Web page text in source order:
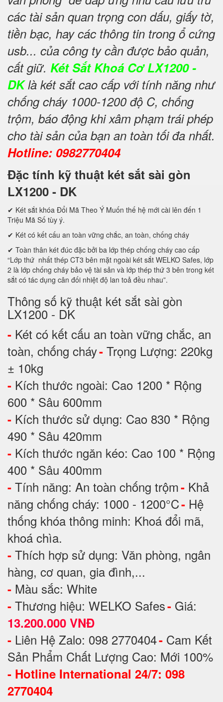
các tài sản quan trọng con dấu, giấy tờ,
tiền bạc, hay các thông tin trong ổ cứng
usb... của công ty cần được bảo quản,
cất giữ. Két Sắt Khoá Cơ LX1200 -
DKlà két sắt cao cấp với tính năng như
chống cháy 1000-1200 độ C, chống
trộm, báo động khi xâm phạm trái phép
cho tài sản của bạn an toàn tối đa nhất.
Hotline: 0982770404
Đặc tính kỹ thuật két sắt sài gòn
LX1200 - DK
✔ Két sắt khóa Đổi Mã Theo Ý Muốn thế hệ mới cài lên đến 1
Triệu Mã Số tùy ý.
✔ Két có kết cấu an toàn vững chắc, an toàn, chống cháy
✔ Toàn thân két đúc đặc bởi ba lớp thép chống cháy cao cấp
“Lớp thứ nhất thép CT3 bên mặt ngoài két sắt WELKO Safes, lớp
2 là lớp chống cháy bảo vệ tài sản và lớp thép thứ 3 bên trong két
sắt có tác dụng cân đối nhiệt độ lan toả đều nhau”.
Thông số kỹ thuật két sắt sài gòn
LX1200 - DK
- Két có kết cấu an toàn vững chắc, an
toàn, chống cháy- Trọng Lượng: 220kg
± 10kg
- Kích thước ngoài: Cao 1200 * Rộng
600 * Sâu 600mm
- Kích thước sử dụng: Cao 830 * Rộng
490 * Sâu 420mm
- Kích thước ngăn kéo: Cao 100 * Rộng
400 * Sâu 400mm
- Tính năng: An toàn chống trộm- Khả
năng chống cháy: 1000 - 1200°C- Hệ
thống khóa thông minh: Khoá đổi mã,
khoá chìa.
- Thích hợp sử dụng: Văn phòng, ngân
hàng, cơ quan, gia đình,...
- Màu sắc: White
- Thương hiệu: WELKO Safes- Giá:
13.200.000 VNĐ
- Liên Hệ Zalo: 098 2770404- Cam Kết
Sản Phẩm Chất Lượng Cao: Mới 100%
- Hotline International 24/7: 098
2770404